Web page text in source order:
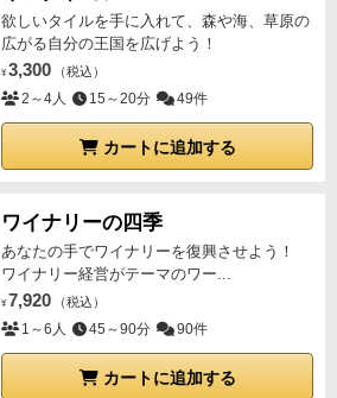
欲しいタイルを手に入れて、森や海、草原の
広がる自分の王国を広げよう！
¥ 3,300 （税込）
2～4人 15～20分 49件
カートに追加する
ワイナリーの四季
あなたの手でワイナリーを復興させよう！
ワイナリー経営がテーマのワー...
¥ 7,920 （税込）
1～6人 45～90分 90件
カートに追加する